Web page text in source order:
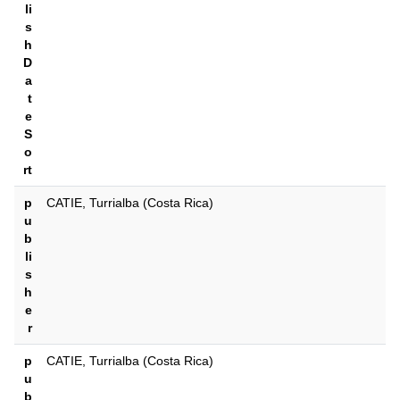
li
s
h
D
a
t
e
S
o
rt
p
u
b
li
s
h
e
r
CATIE, Turrialba (Costa Rica)
p
u
b
CATIE, Turrialba (Costa Rica)